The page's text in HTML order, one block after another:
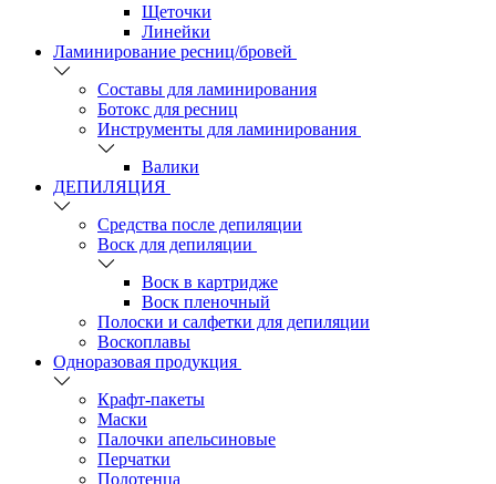
Щеточки
Линейки
Ламинирование ресниц/бровей
Составы для ламинирования
Ботокс для ресниц
Инструменты для ламинирования
Валики
ДЕПИЛЯЦИЯ
Средства после депиляции
Воск для депиляции
Воск в картридже
Воск пленочный
Полоски и салфетки для депиляции
Воскоплавы
Одноразовая продукция
Крафт-пакеты
Маски
Палочки апельсиновые
Перчатки
Полотенца